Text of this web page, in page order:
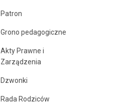
Patron
Grono pedagogiczne
Akty Prawne i
Zarządzenia
Dzwonki
Rada Rodziców